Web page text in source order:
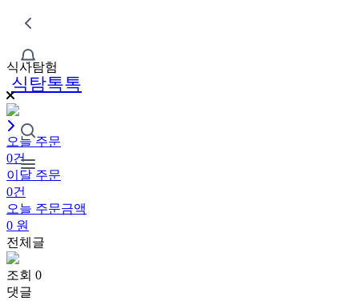
식탐톡톡
식사탐험
오늘 주문
0건
이달 주문
0건
오늘 주문금액
0 원
전체글
조회 0
댓글